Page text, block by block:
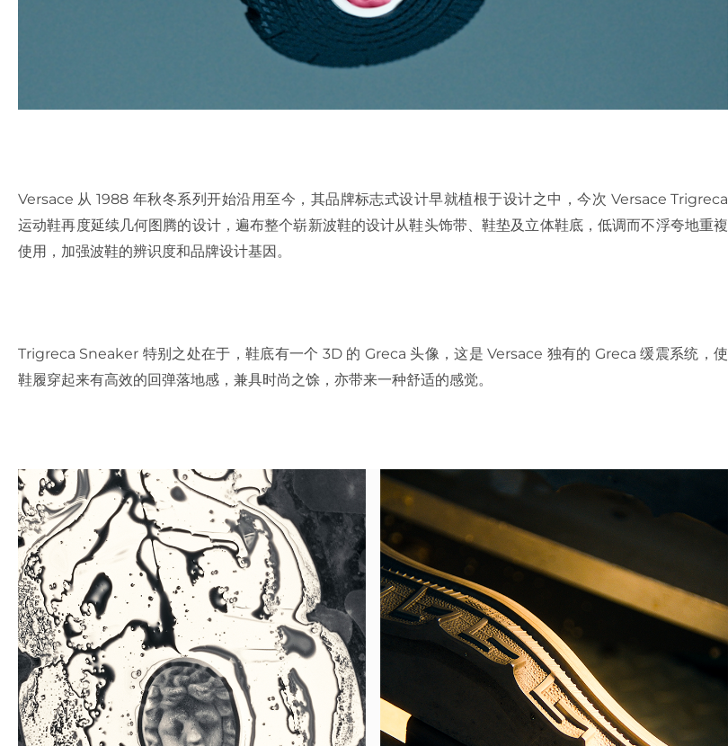
Versace 从 1988 年秋冬系列开始沿用至今，其品牌标志式设计早就植根于设计之中，今次 Versace Trigreca
运动鞋再度延续几何图腾的设计，遍布整个崭新波鞋的设计从鞋头饰带、鞋垫及立体鞋底，低调而不浮夸地重複
使用，加强波鞋的辨识度和品牌设计基因。
Trigreca Sneaker 特别之处在于，鞋底有一个 3D 的 Greca 头像，这是 Versace 独有的 Greca 缓震系统，使
鞋履穿起来有高效的回弹落地感，兼具时尚之馀，亦带来一种舒适的感觉。